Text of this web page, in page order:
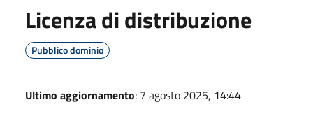
Licenza di distribuzione
Pubblico dominio
Ultimo aggiornamento: 7 agosto 2025, 14:44